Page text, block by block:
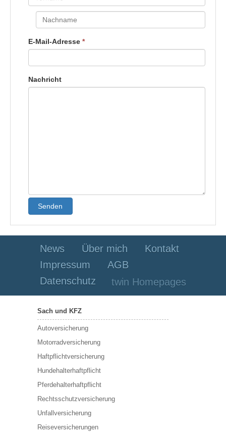
E-Mail-Adresse *
Nachricht
Senden
News Über mich
Kontakt
Impressum
AGB
Datenschutz
twin Homepages
Sach und KFZ
Autoversicherung
Motorradversicherung
Haftpflichtversicherung
Hundehalterhaftpflicht
Pferdehalterhaftpflicht
Rechtsschutzversicherung
Unfallversicherung
Reiseversicherungen